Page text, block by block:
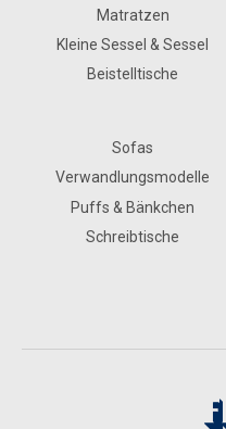
Matratzen
Kleine Sessel & Sessel
Beistelltische
Sofas
Verwandlungsmodelle
Puffs & Bänkchen
Schreibtische